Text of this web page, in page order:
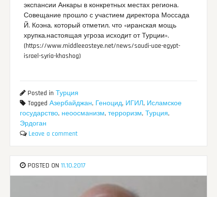
экспансии Анкары в конкретных местах региона.
Совещание прошло с участием директора Моссада
Й. Коэна, который отметил, что «иранская мощь
хрупка,настоящая угроза исходит от Турции».
(https://www.middleeasteye.net/news/saudi-uae-egypt-
israel-syria-khashog)
Posted inТурция
TaggedАзербайджан, Геноцид, ИГИЛ, Исламское
государство, неоосманизм,терроризм,Турция,
Эрдоган
Leave a comment
POSTED ON11.10.2017